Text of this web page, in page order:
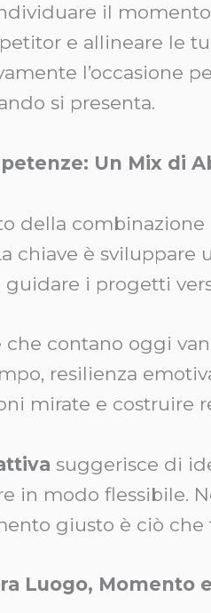
il
e allineare le
l’occasione
si presenta.
Un Mix di
della
chiave è
guidare i progetti
che contano oggi
resilienza
mirate e costruire
suggerisce di
in modo flessibile.
giusto è ciò
Luogo, Momento